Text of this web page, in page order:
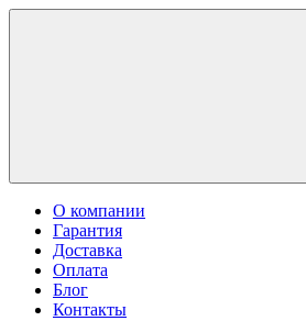
О компании
Гарантия
Доставка
Оплата
Блог
Контакты